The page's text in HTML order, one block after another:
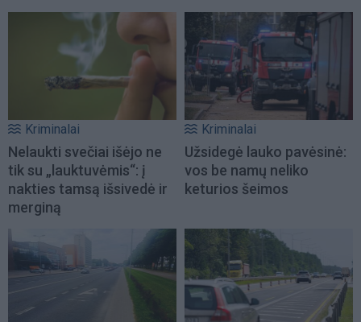
Kriminalai
Nelaukti svečiai išėjo ne
tik su „lauktuvėmis“: į
nakties tamsą išsivedė ir
merginą
Kriminalai
Užsidegė lauko pavėsinė:
vos be namų neliko
keturios šeimos